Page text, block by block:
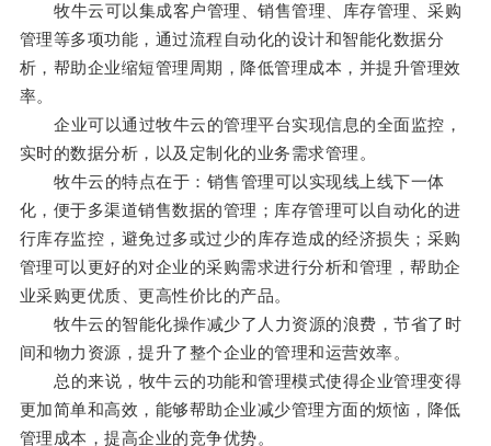
牧牛云可以集成客户管理、销售管理、库存管理、采购
管理等多项功能，通过流程自动化的设计和智能化数据分
析，帮助企业缩短管理周期，降低管理成本，并提升管理效
率。
企业可以通过牧牛云的管理平台实现信息的全面监控，
实时的数据分析，以及定制化的业务需求管理。
牧牛云的特点在于：销售管理可以实现线上线下一体
化，便于多渠道销售数据的管理；库存管理可以自动化的进
行库存监控，避免过多或过少的库存造成的经济损失；采购
管理可以更好的对企业的采购需求进行分析和管理，帮助企
业采购更优质、更高性价比的产品。
牧牛云的智能化操作减少了人力资源的浪费，节省了时
间和物力资源，提升了整个企业的管理和运营效率。
总的来说，牧牛云的功能和管理模式使得企业管理变得
更加简单和高效，能够帮助企业减少管理方面的烦恼，降低
管理成本，提高企业的竞争优势。